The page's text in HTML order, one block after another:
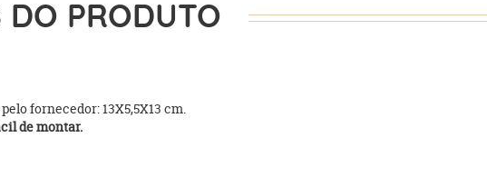
DO PRODUTO
fornecedor: 13X5,5X13 cm.
de montar.